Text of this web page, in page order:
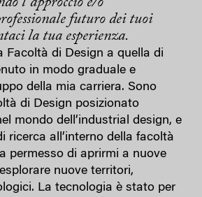
futuro dei tuoi
la tua esperienza.
Facoltà di Design a quella di
in modo graduale e
della mia carriera. Sono
di Design posizionato
mondo dell’industrial design, e
ricerca all’interno della facoltà
permesso di aprirmi a nuove
nuove territori,
La tecnologia è stato per